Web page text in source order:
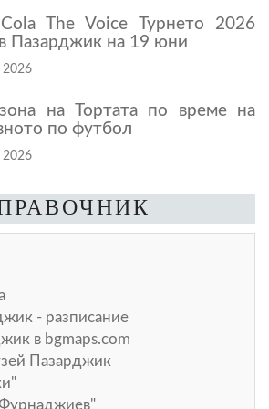
Cola The Voice Турнето 2026
Пазарджик на 19 юни
на Тортата по време на
по футбол
- разписание
в bgmaps.com
Пазарджик